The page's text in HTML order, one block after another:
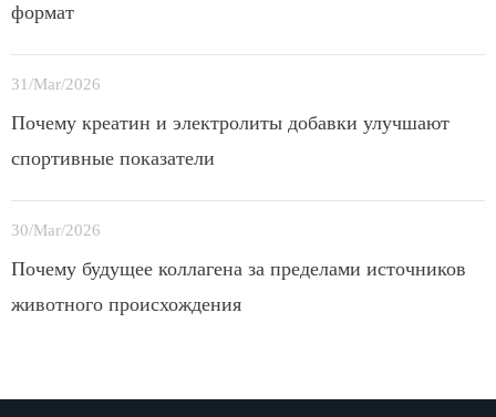
формат
31/Mar/2026
Почему креатин и электролиты добавки улучшают
спортивные показатели
30/Mar/2026
Почему будущее коллагена за пределами источников
животного происхождения